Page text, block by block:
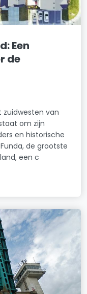
Een
de
zuidwesten van
om zijn
en historische
de grootste
een c